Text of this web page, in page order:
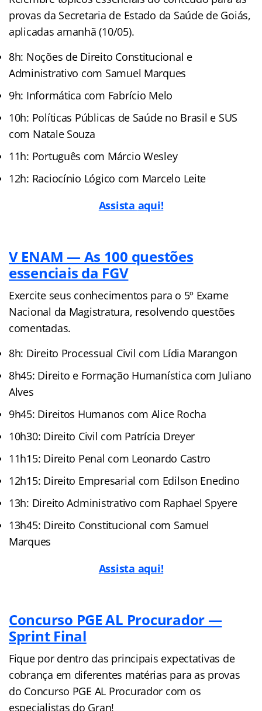
provas da Secretaria de Estado da Saúde de Goiás,
aplicadas amanhã (10/05).
8h: Noções de Direito Constitucional e
Administrativo com Samuel Marques
9h: Informática com Fabrício Melo
10h: Políticas Públicas de Saúde no Brasil e SUS
com Natale Souza
11h: Português com Márcio Wesley
12h: Raciocínio Lógico com Marcelo Leite
Assista aqui!
V ENAM — As 100 questões
essenciais da FGV
Exercite seus conhecimentos para o 5º Exame
Nacional da Magistratura, resolvendo questões
comentadas.
8h: Direito Processual Civil com Lídia Marangon
8h45: Direito e Formação Humanística com Juliano
Alves
9h45: Direitos Humanos com Alice Rocha
10h30: Direito Civil com Patrícia Dreyer
11h15: Direito Penal com Leonardo Castro
12h15: Direito Empresarial com Edilson Enedino
13h: Direito Administrativo com Raphael Spyere
13h45: Direito Constitucional com Samuel
Marques
Assista aqui!
Concurso PGE AL Procurador —
Sprint Final
Fique por dentro das principais expectativas de
cobrança em diferentes matérias para as provas
do Concurso PGE AL Procurador com os
especialistas do Gran!